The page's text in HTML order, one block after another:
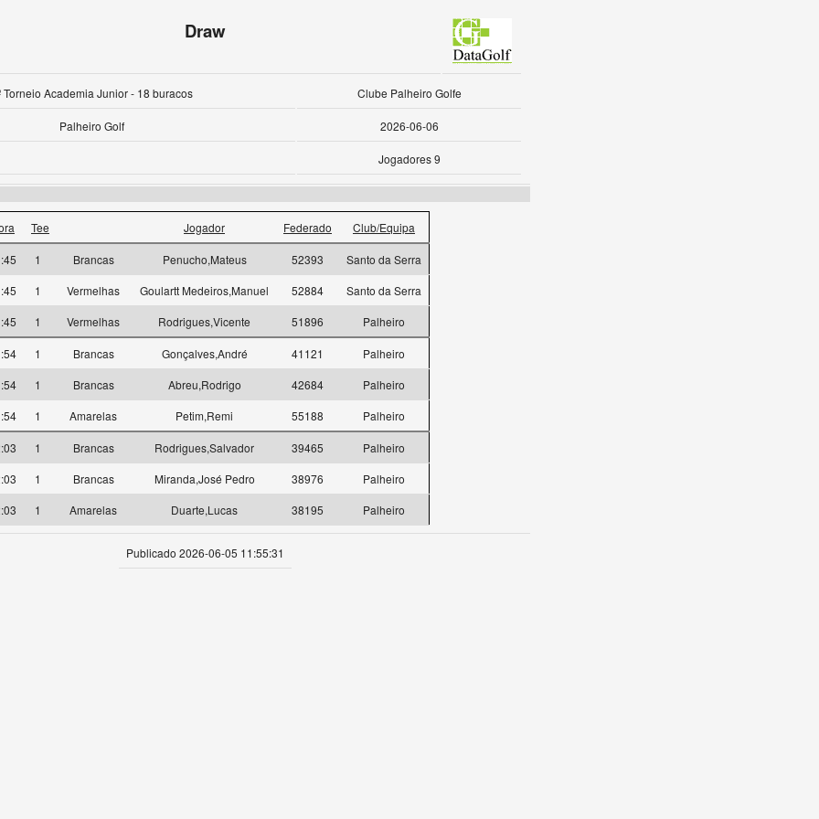
Draw
Torneio Academia Junior - 18 buracos Clube Palheiro Golfe
Palheiro Golf 2026-06-06
Jogadores 9
Tee Jogador Federado Club/Equipa
1 Brancas Penucho,Mateus 52393
Santo da Serra
1 Vermelhas Goulartt Medeiros,Manuel 52884
Santo da Serra
1 Vermelhas Rodrigues,Vicente 51896 Palheiro
1 Brancas Gonçalves,André 41121
Palheiro
1 Brancas Abreu,Rodrigo 42684
Palheiro
1 Amarelas Petim,Remi 55188 Palheiro
1 Brancas Rodrigues,Salvador 39465
Palheiro
1 Brancas Miranda,José Pedro 38976
Palheiro
1 Amarelas Duarte,Lucas 38195 Palheiro
Publicado 2026-06-05 11:55:31